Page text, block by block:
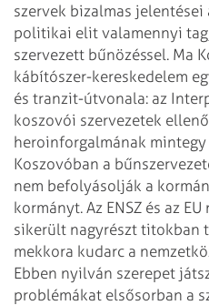
szervek bizalmas
politikai elit valamennyi
szervezett bűnözéssel. Ma
kábítószer-kereskedelem
és tranzit-útvonala: az
koszovói szervezetek
heroinforgalmának mintegy
Koszovóban a
nem befolyásolják a
kormányt. Az ENSZ és az
sikerült nagyrészt titokban
mekkora kudarc a
Ebben nyilván szerepet
problémákat elsősorban a